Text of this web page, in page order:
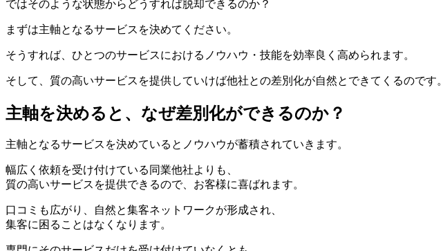
ではそのような状態からどうすれば脱却できるのか？
まずは主軸となるサービスを決めてください。
そうすれば、ひとつのサービスにおけるノウハウ・技能を効率良く高められます。
そして、質の高いサービスを提供していけば他社との差別化が自然とできてくるのです。
主軸を決めると、なぜ差別化ができるのか？
主軸となるサービスを決めているとノウハウが蓄積されていきます。
幅広く依頼を受け付けている同業他社よりも、
質の高いサービスを提供できるので、お客様に喜ばれます。
口コミも広がり、自然と集客ネットワークが形成され、
集客に困ることはなくなります。